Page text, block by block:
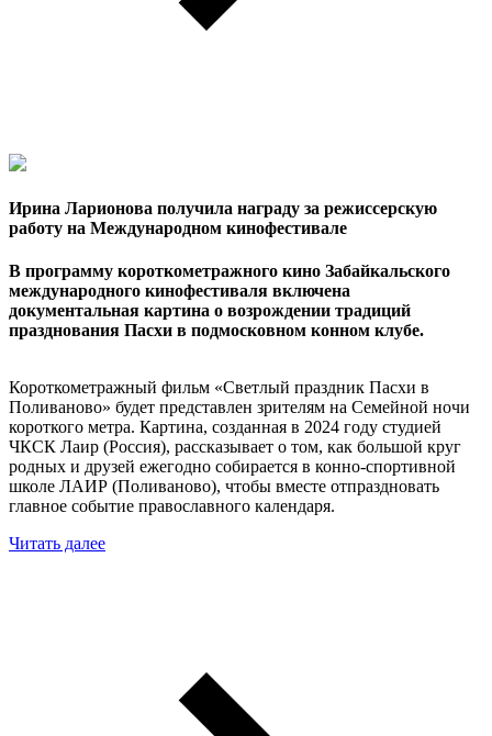
Ирина Ларионова получила награду за режиссерскую
работу на Международном кинофестивале
В программу короткометражного кино Забайкальского
международного кинофестиваля включена
документальная картина о возрождении традиций
празднования Пасхи в подмосковном конном клубе.
Короткометражный фильм «Светлый праздник Пасхи в
Поливаново» будет представлен зрителям на Семейной ночи
короткого метра. Картина, созданная в 2024 году студией
ЧКСК Лаир (Россия), рассказывает о том, как большой круг
родных и друзей ежегодно собирается в конно-спортивной
школе ЛАИР (Поливаново), чтобы вместе отпраздновать
главное событие православного календаря.
Читать далее